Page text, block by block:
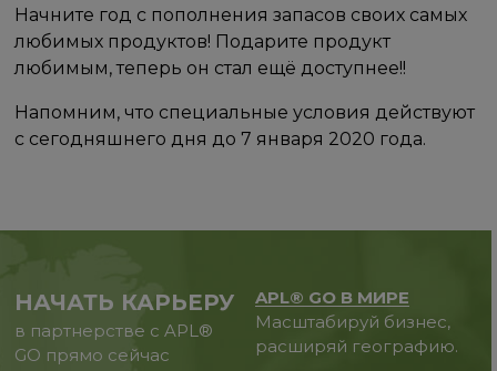
Начните год с пополнения запасов своих самых
любимых продуктов! Подарите продукт
любимым, теперь он стал ещё доступнее!!
Напомним, что специальные условия действуют
с сегодняшнего дня до 7 января 2020 года.
НАЧАТЬ КАРЬЕРУ
в партнерстве с APL®
GO прямо сейчас
APL® GO В МИРЕ
Масштабируй бизнес,
расширяй географию.